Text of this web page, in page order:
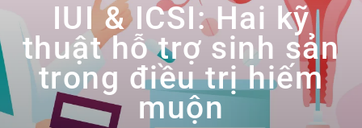
IUI & ICSI: Hai kỹ
thuật hỗ trợ sinh sản
trong điều trị hiếm
muộn